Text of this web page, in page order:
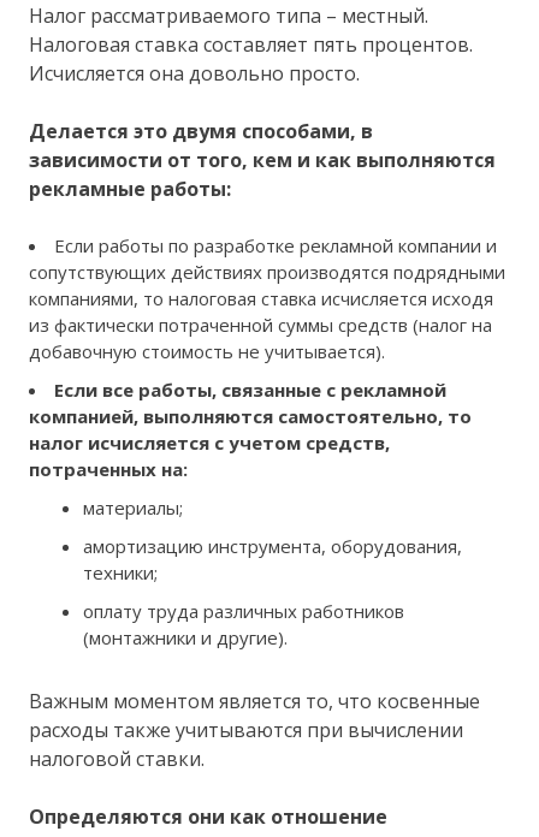
Налог рассматриваемого типа – местный.
Налоговая ставка составляет пять процентов.
Исчисляется она довольно просто.
Делается это двумя способами, в
зависимости от того, кем и как выполняются
рекламные работы:
Если работы по разработке рекламной компании и
сопутствующих действиях производятся подрядными
компаниями, то налоговая ставка исчисляется исходя
из фактически потраченной суммы средств (налог на
добавочную стоимость не учитывается).
Если все работы, связанные с рекламной
компанией, выполняются самостоятельно, то
налог исчисляется с учетом средств,
потраченных на:
материалы;
амортизацию инструмента, оборудования,
техники;
оплату труда различных работников
(монтажники и другие).
Важным моментом является то, что косвенные
расходы также учитываются при вычислении
налоговой ставки.
Определяются они как отношение